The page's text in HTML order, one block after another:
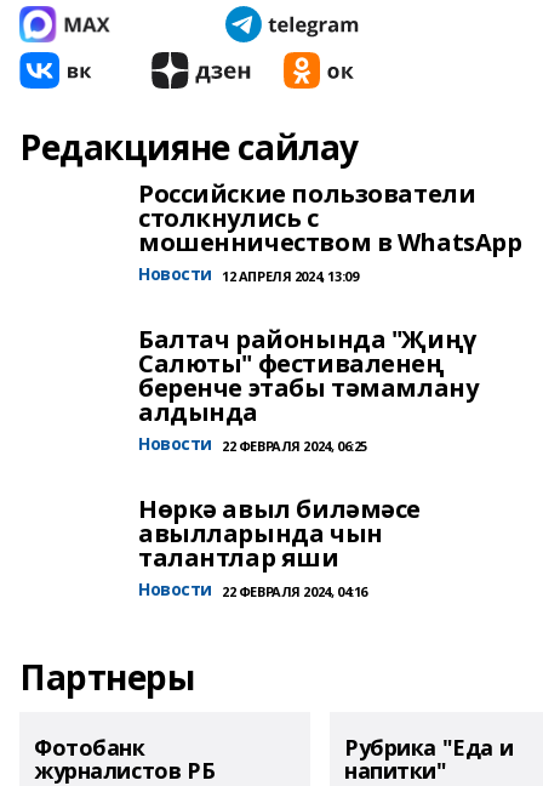
Редакцияне сайлау
Российские пользователи
столкнулись с
мошенничеством в WhatsApp
Новости 12 АПРЕЛЯ 2024, 13:09
Балтач районында "Җиңү
Салюты" фестиваленең
беренче этабы тәмамлану
алдында
Новости 22 ФЕВРАЛЯ 2024, 06:25
Нөркә авыл биләмәсе
авылларында чын
талантлар яши
Новости 22 ФЕВРАЛЯ 2024, 04:16
Партнеры
Фотобанк
журналистов РБ
Рубрика "Еда и
напитки"